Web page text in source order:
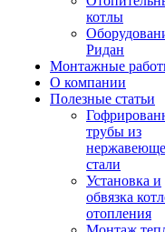
котлы
Ридан
Монтажные
О компании
Полезные статьи
трубы из
стали
Установка и
обвязка
отопления